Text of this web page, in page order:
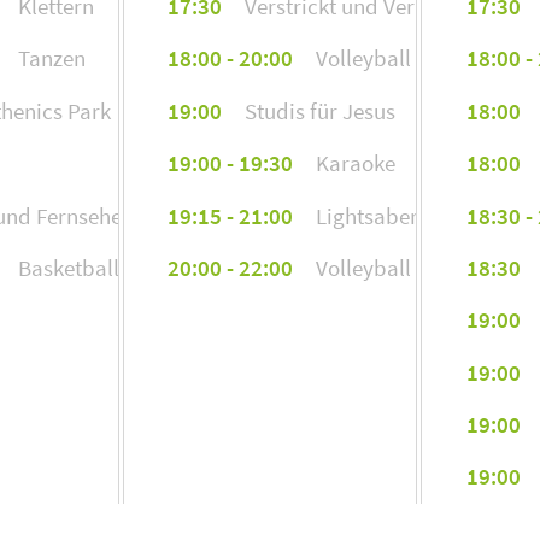
lni57077@stud.hs-
ega51809@stud.hs-
sri59565@stud.hs-
mwi57295@stud.hs-
Klettern
Tanzen
Park
Fernsehen
Basketball
17:30
Verstrickt und Verhakt
18:00 - 20:00
Volleyball
19:00
Studis für Jesus
19:00 - 19:30
Karaoke
19:15 - 21:00
Lightsaber Combat
20:00 - 22:00
Volleyball
17:30
18:00 -
18:00
18:00
18:30 -
18:30
19:00
19:00
19:00
19:00